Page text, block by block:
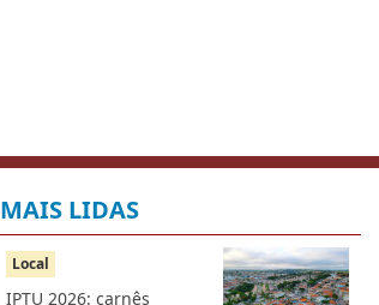
MAIS LIDAS
Local
IPTU 2026: carnês